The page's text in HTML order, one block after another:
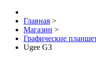
Главная >
Магазин >
Графические
Ugee G3